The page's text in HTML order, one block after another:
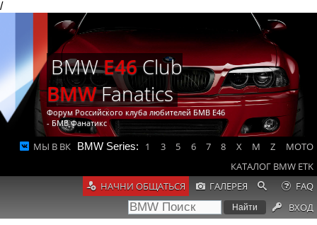
/
BMWE46Club
BMWFanatics
Форум Российского клуба любителей БМВ Е46
- БМВ Фанатикс
МЫ В ВК BMW Series: 1 3 5 6 7 8 X M Z
MOTO
КАТАЛОГ BMW ETK
НАЧНИ ОБЩАТЬСЯ
ГАЛЕРЕЯ
FAQ
ВХОД